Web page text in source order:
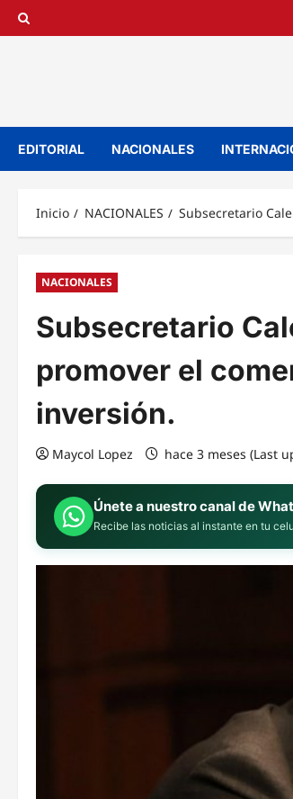
Saltar
EDITORIAL NACIONALES
Inicio NACIONALES Subsecretario
NACIONALES
Subsecretario
promover el
inversión.
Maycol Lopez hace 3 meses (Last
Únete a nuestro canal de
Recibe las noticias al instante en tu